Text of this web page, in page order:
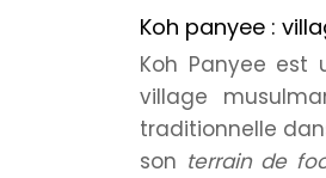
Koh panyee :
Koh Panyee
village
traditionnelle
son terrain de